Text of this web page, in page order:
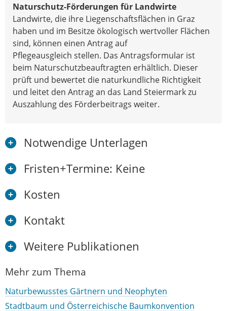
Naturschutz-Förderungen für Landwirte
Landwirte, die ihre Liegenschaftsflächen in Graz
haben und im Besitze ökologisch wertvoller Flächen
sind, können einen Antrag auf
Pflegeausgleich stellen. Das Antragsformular ist
beim Naturschutzbeauftragten erhältlich. Dieser
prüft und bewertet die naturkundliche Richtigkeit
und leitet den Antrag an das Land Steiermark zu
Auszahlung des Förderbeitrags weiter.
Notwendige Unterlagen
Fristen+Termine: Keine
Kosten
Kontakt
Weitere Publikationen
Mehr zum Thema
Naturbewusstes Gärtnern und Neophyten
Stadtbaum und Österreichische Baumkonvention